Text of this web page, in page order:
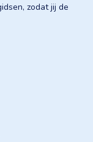
zodat jij de